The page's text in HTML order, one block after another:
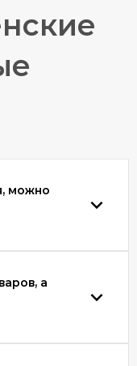
можно
а